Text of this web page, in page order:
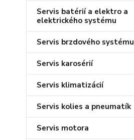
Servis batérií a elektro a
elektrického systému
Servis brzdového systému
Servis karosérií
Servis klimatizácií
Servis kolies a pneumatík
Servis motora